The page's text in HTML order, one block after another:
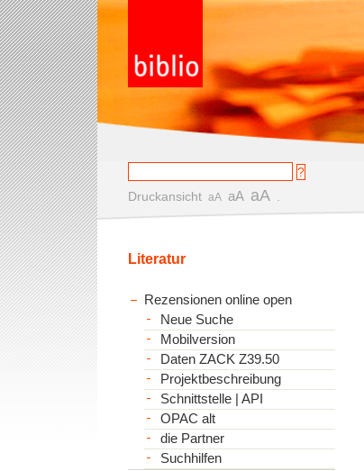
Druckansicht aA aA aA
Literatur
Rezensionen online open
Neue Suche
Mobilversion
Daten ZACK Z39.50
Projektbeschreibung
Schnittstelle | API
OPAC alt
die Partner
Suchhilfen